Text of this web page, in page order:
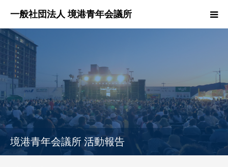
境港青年会議所 活動報告
HOME
境港青年会議所とは？
境港青年会議所の活動報告
各委員会紹介